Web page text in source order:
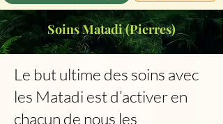
Soins Matadi (Pierres)
Le but ultime des soins avec
les Matadi est d’activer en
chacun de nous les